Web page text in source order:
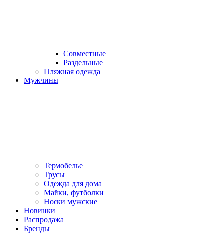
Совместные
Раздельные
Пляжная одежда
Мужчины
Термобелье
Трусы
Одежда для дома
Майки, футболки
Носки мужские
Новинки
Распродажа
Бренды